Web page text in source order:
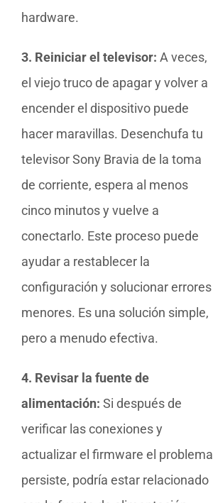
hardware.
3. Reiniciar el televisor: A veces,
el viejo truco de apagar y volver a
encender el dispositivo puede
hacer maravillas. Desenchufa tu
televisor Sony Bravia de la toma
de corriente, espera al menos
cinco minutos y vuelve a
conectarlo. Este proceso puede
ayudar a restablecer la
configuración y solucionar errores
menores. Es una solución simple,
pero a menudo efectiva.
4. Revisar la fuente de
alimentación: Si después de
verificar las conexiones y
actualizar el firmware el problema
persiste, podría estar relacionado